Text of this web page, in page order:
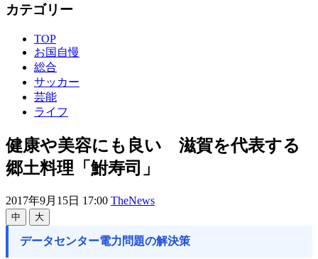
カテゴリー
TOP
お国自慢
総合
サッカー
芸能
ライフ
健康や美容にも良い 滋賀を代表する
郷土料理「鮒寿司」
2017年9月15日 17:00 TheNews
中 大
データセンター電力問題の解決策